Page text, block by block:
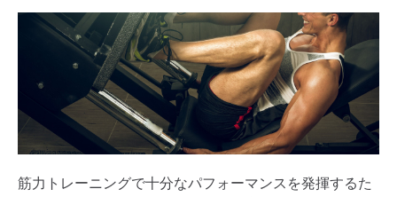
筋力トレーニングで十分なパフォーマンスを発揮するた